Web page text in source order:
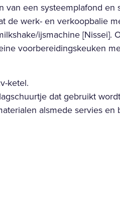
van een systeemplafond en
de werk- en verkoopbalie
ijsmachine [Nissei].
voorbereidingskeuken
ketel.
dat gebruikt
alsmede servies en